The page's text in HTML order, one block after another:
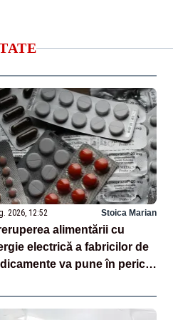
2026, 12:52 Stoica Marian
alimentării cu
electrică a fabricilor de
va pune în pericol